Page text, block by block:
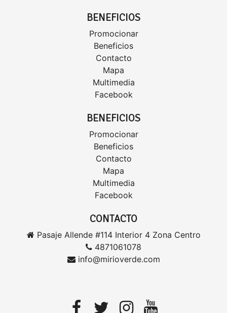
BENEFICIOS
Promocionar
Beneficios
Contacto
Mapa
Multimedia
Facebook
BENEFICIOS
Promocionar
Beneficios
Contacto
Mapa
Multimedia
Facebook
CONTACTO
Pasaje Allende #114 Interior 4 Zona Centro
4871061078
info@mirioverde.com